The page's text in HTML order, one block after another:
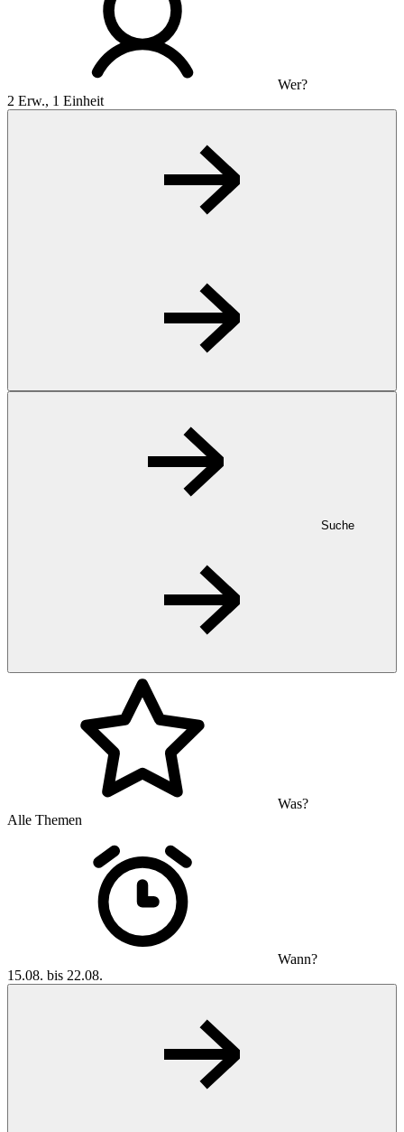
Wer?
2 Erw., 1 Einheit
Suche
Was?
Alle Themen
Wann?
15.08. bis 22.08.